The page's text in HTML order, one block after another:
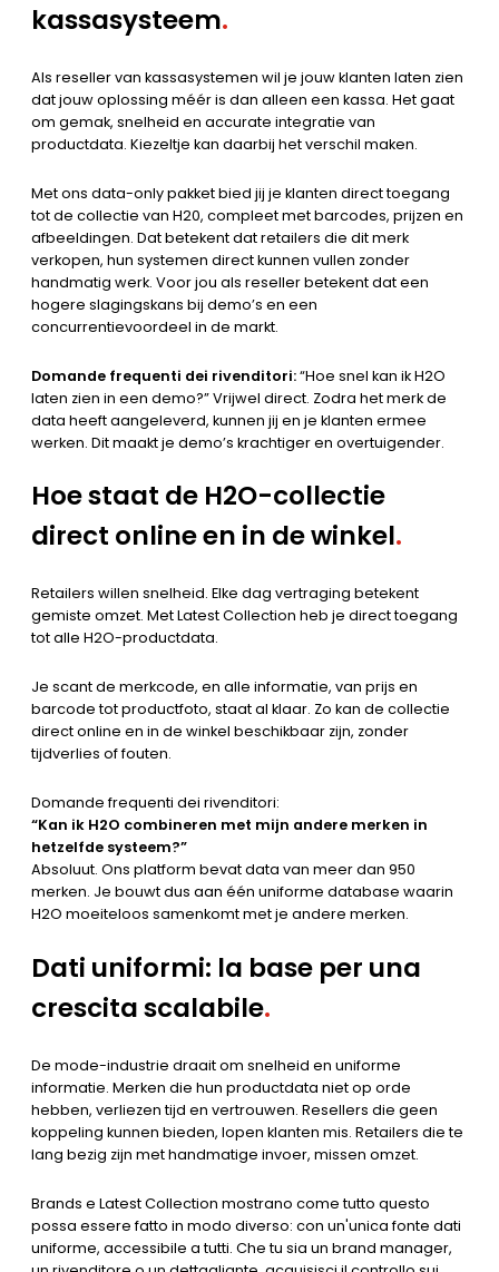
kassasysteem.
Als reseller van kassasystemen wil je jouw klanten laten zien
dat jouw oplossing méér is dan alleen een kassa. Het gaat
om gemak, snelheid en accurate integratie van
productdata. Kiezeltje kan daarbij het verschil maken.
Met ons data-only pakket bied jij je klanten direct toegang
tot de collectie van H20, compleet met barcodes, prijzen en
afbeeldingen. Dat betekent dat retailers die dit merk
verkopen, hun systemen direct kunnen vullen zonder
handmatig werk. Voor jou als reseller betekent dat een
hogere slagingskans bij demo’s en een
concurrentievoordeel in de markt.
Domande frequenti dei rivenditori:“Hoe snel kan ik H2O
laten zien in een demo?” Vrijwel direct. Zodra het merk de
data heeft aangeleverd, kunnen jij en je klanten ermee
werken. Dit maakt je demo’s krachtiger en overtuigender.
Hoe staat de H2O-collectie
direct online en in de winkel.
Retailers willen snelheid. Elke dag vertraging betekent
gemiste omzet. Met Latest Collection heb je direct toegang
tot alle H2O-productdata.
Je scant de merkcode, en alle informatie, van prijs en
barcode tot productfoto, staat al klaar. Zo kan de collectie
direct online en in de winkel beschikbaar zijn, zonder
tijdverlies of fouten.
Domande frequenti dei rivenditori:
“Kan ik H2O combineren met mijn andere merken in
hetzelfde systeem?”
Absoluut. Ons platform bevat data van meer dan 950
merken. Je bouwt dus aan één uniforme database waarin
H2O moeiteloos samenkomt met je andere merken.
Dati uniformi: la base per una
crescita scalabile.
De mode-industrie draait om snelheid en uniforme
informatie. Merken die hun productdata niet op orde
hebben, verliezen tijd en vertrouwen. Resellers die geen
koppeling kunnen bieden, lopen klanten mis. Retailers die te
lang bezig zijn met handmatige invoer, missen omzet.
Brands e Latest Collection mostrano come tutto questo
possa essere fatto in modo diverso: con un'unica fonte dati
uniforme, accessibile a tutti. Che tu sia un brand manager,